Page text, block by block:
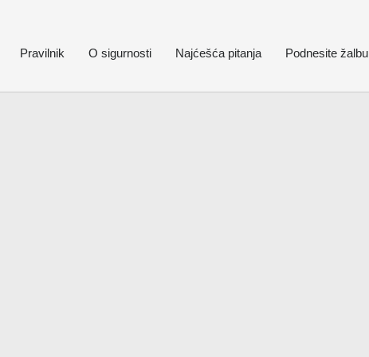
Pravilnik O sigurnosti Najćešća pitanja Podnesite žalbu